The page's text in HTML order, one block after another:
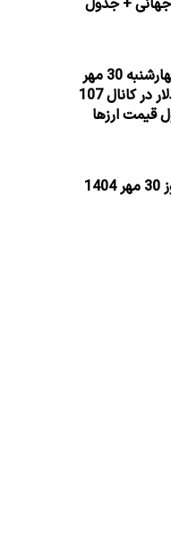
قیمت دلار امروز چهارشنبه 30 مهر
1404 / ماندگاری دلار در کانال 107
قیمت ارزها
قیمت سیمان امروز 30 مهر 1404